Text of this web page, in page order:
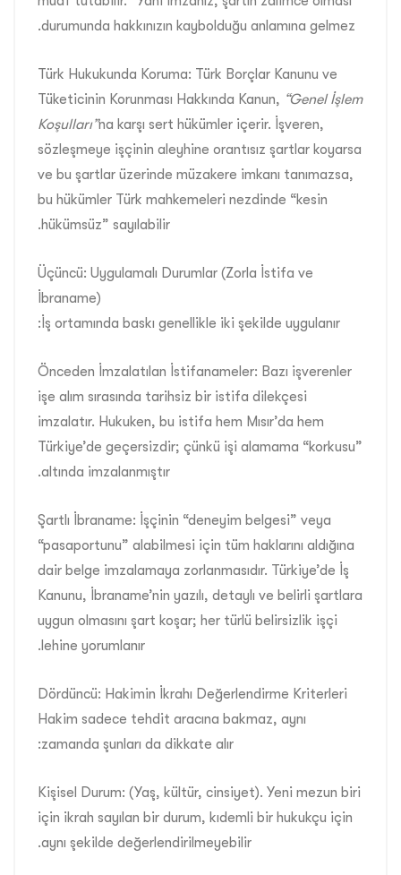
durumunda hakkınızın kaybolduğu anlamına gelmez.
Türk Hukukunda Koruma: Türk Borçlar Kanunu ve
Tüketicinin Korunması Hakkında Kanun, “Genel İşlem
Koşulları”na karşı sert hükümler içerir. İşveren,
sözleşmeye işçinin aleyhine orantısız şartlar koyarsa
ve bu şartlar üzerinde müzakere imkanı tanımazsa,
bu hükümler Türk mahkemeleri nezdinde “kesin
hükümsüz” sayılabilir.
Üçüncü: Uygulamalı Durumlar (Zorla İstifa ve
İbraname)
İş ortamında baskı genellikle iki şekilde uygulanır:
Önceden İmzalatılan İstifanameler: Bazı işverenler
işe alım sırasında tarihsiz bir istifa dilekçesi
imzalatır. Hukuken, bu istifa hem Mısır’da hem
Türkiye’de geçersizdir; çünkü işi alamama “korkusu”
altında imzalanmıştır.
Şartlı İbraname: İşçinin “deneyim belgesi” veya
“pasaportunu” alabilmesi için tüm haklarını aldığına
dair belge imzalamaya zorlanmasıdır. Türkiye’de İş
Kanunu, İbraname’nin yazılı, detaylı ve belirli şartlara
uygun olmasını şart koşar; her türlü belirsizlik işçi
lehine yorumlanır.
Dördüncü: Hakimin İkrahı Değerlendirme Kriterleri
Hakim sadece tehdit aracına bakmaz, aynı
zamanda şunları da dikkate alır:
Kişisel Durum: (Yaş, kültür, cinsiyet). Yeni mezun biri
için ikrah sayılan bir durum, kıdemli bir hukukçu için
aynı şekilde değerlendirilmeyebilir.